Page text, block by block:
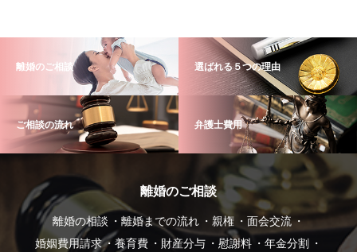
離婚のご相談 選ばれる５つの理由
ご相談の流れ 弁護士費用
離婚のご相談
離婚の相談 離婚までの流れ 親権
面会交流
婚姻費用請求
養育費 財産分与 慰謝料
年金分割